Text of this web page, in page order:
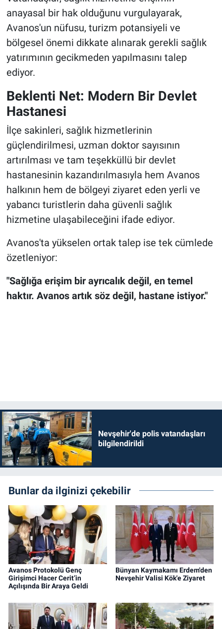
anayasal bir hak olduğunu vurgulayarak,
Avanos'un nüfusu, turizm potansiyeli ve
bölgesel önemi dikkate alınarak gerekli sağlık
yatırımının gecikmeden yapılmasını talep
ediyor.
Beklenti Net: Modern Bir Devlet
Hastanesi
İlçe sakinleri, sağlık hizmetlerinin
güçlendirilmesi, uzman doktor sayısının
artırılması ve tam teşekküllü bir devlet
hastanesinin kazandırılmasıyla hem Avanos
halkının hem de bölgeyi ziyaret eden yerli ve
yabancı turistlerin daha güvenli sağlık
hizmetine ulaşabileceğini ifade ediyor.
Avanos'ta yükselen ortak talep ise tek cümlede
özetleniyor:
"Sağlığa erişim bir ayrıcalık değil, en temel
haktır. Avanos artık söz değil, hastane istiyor."
Nevşehir'de polis vatandaşları
bilgilendirildi
Bunlar da ilginizi çekebilir
Avanos Protokolü Genç
Girişimci Hacer Cerit’in
Açılışında Bir Araya Geldi
Bünyan Kaymakamı Erdem'den
Nevşehir Valisi Kök'e Ziyaret